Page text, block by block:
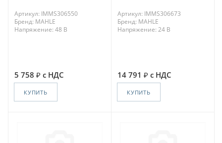
Артикул: IMMS306550
Бренд: MAHLE
Напряжение: 48 В
5 758 с НДС
КУПИТЬ
Артикул: IMMS306673
Бренд: MAHLE
Напряжение: 24 В
14 791 с НДС
КУПИТЬ